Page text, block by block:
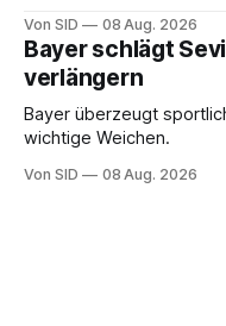
Von SID 08 Aug. 2026
Bayer schlägt
verlängern
Bayer überzeugt
wichtige Weichen.
Von SID 08 Aug. 2026